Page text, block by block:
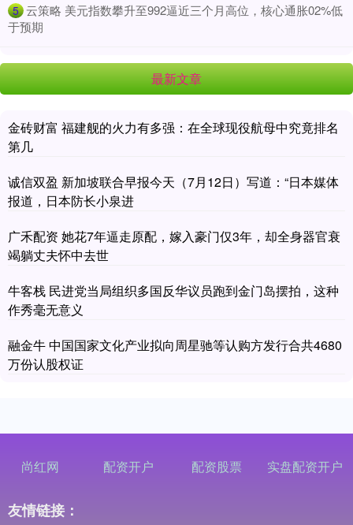
5 ​云策略 美元指数攀升至992逼近三个月高位，核心通胀02%低
于预期
最新文章
金砖财富 福建舰的火力有多强：在全球现役航母中究竟排名
第几
诚信双盈 新加坡联合早报今天（7月12日）写道：“日本媒体
报道，日本防长小泉进
广禾配资 她花7年逼走原配，嫁入豪门仅3年，却全身器官衰
竭躺丈夫怀中去世
牛客栈 民进党当局组织多国反华议员跑到金门岛摆拍，这种
作秀毫无意义
融金牛 中国国家文化产业拟向周星驰等认购方发行合共4680
万份认股权证
尚红网 配资开户 配资股票 实盘配资开户
友情链接：